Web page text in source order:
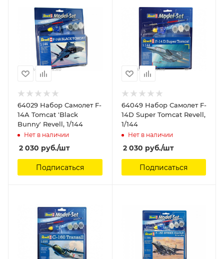
64029 Набор Самолет F-
14A Tomcat 'Black
Bunny' Revell, 1/144
Нет в наличии
2 030 руб./шт
Подписаться
64049 Набор Самолет F-
14D Super Tomcat Revell,
1/144
Нет в наличии
2 030 руб./шт
Подписаться